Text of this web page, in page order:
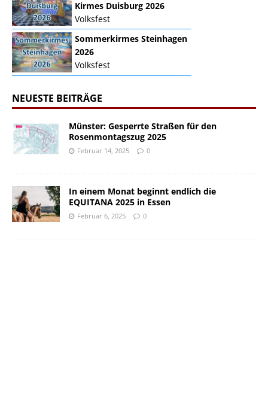
Kirmes Duisburg 2026
Volksfest
Sommerkirmes Steinhagen
2026
Volksfest
NEUESTE BEITRÄGE
Münster: Gesperrte Straßen für den
Rosenmontagszug 2025
Februar 14, 2025 0
In einem Monat beginnt endlich die
EQUITANA 2025 in Essen
Februar 6, 2025 0